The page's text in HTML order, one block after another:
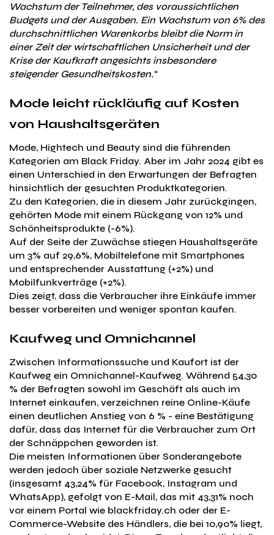
Wachstum der Teilnehmer, des voraussichtlichen
Budgets und der Ausgaben. Ein Wachstum von 6% des
durchschnittlichen Warenkorbs bleibt die Norm in
einer Zeit der wirtschaftlichen Unsicherheit und der
Krise der Kaufkraft angesichts insbesondere
steigender Gesundheitskosten.“
Mode leicht rückläufig auf Kosten
von Haushaltsgeräten
Mode, Hightech und Beauty sind die führenden
Kategorien am Black Friday. Aber im Jahr 2024 gibt es
einen Unterschied in den Erwartungen der Befragten
hinsichtlich der gesuchten Produktkategorien.
Zu den Kategorien, die in diesem Jahr zurückgingen,
gehörten Mode mit einem Rückgang von 12% und
Schönheitsprodukte (-6%).
Auf der Seite der Zuwächse stiegen Haushaltsgeräte
um 3% auf 29,6%, Mobiltelefone mit Smartphones
und entsprechender Ausstattung (+2%) und
Mobilfunkverträge (+2%).
Dies zeigt, dass die Verbraucher ihre Einkäufe immer
besser vorbereiten und weniger spontan kaufen.
Kaufweg und Omnichannel
Zwischen Informationssuche und Kaufort ist der
Kaufweg ein Omnichannel-Kaufweg. Während 54,30
% der Befragten sowohl im Geschäft als auch im
Internet einkaufen, verzeichnen reine Online-Käufe
einen deutlichen Anstieg von 6 % - eine Bestätigung
dafür, dass das Internet für die Verbraucher zum Ort
der Schnäppchen geworden ist.
Die meisten Informationen über Sonderangebote
werden jedoch über soziale Netzwerke gesucht
(insgesamt 43,24% für Facebook, Instagram und
WhatsApp), gefolgt von E-Mail, das mit 43,31% noch
vor einem Portal wie blackfriday.ch oder der E-
Commerce-Website des Händlers, die bei 10,90% liegt,